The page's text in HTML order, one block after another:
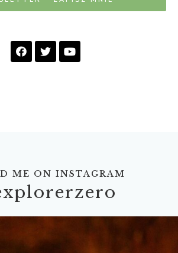
ME ON INSTAGRAM